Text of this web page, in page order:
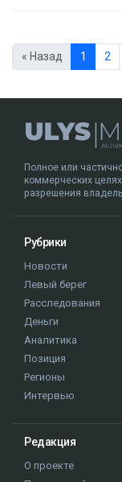
« Назад 1 2
Полное или
коммерческих
разрешения
Рубрики
Новости
Левый берег
Расследования
Деньги
Аналитика
Позиция
Регионы
Интервью
Редакция
О проекте